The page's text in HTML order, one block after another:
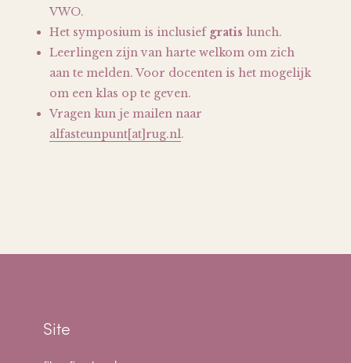
VWO.
Het symposium is inclusief gratis lunch.
Leerlingen zijn van harte welkom om zich
aan te melden. Voor docenten is het mogelijk
om een klas op te geven.
Vragen kun je mailen naar
alfasteunpunt[at]rug.nl.
Site